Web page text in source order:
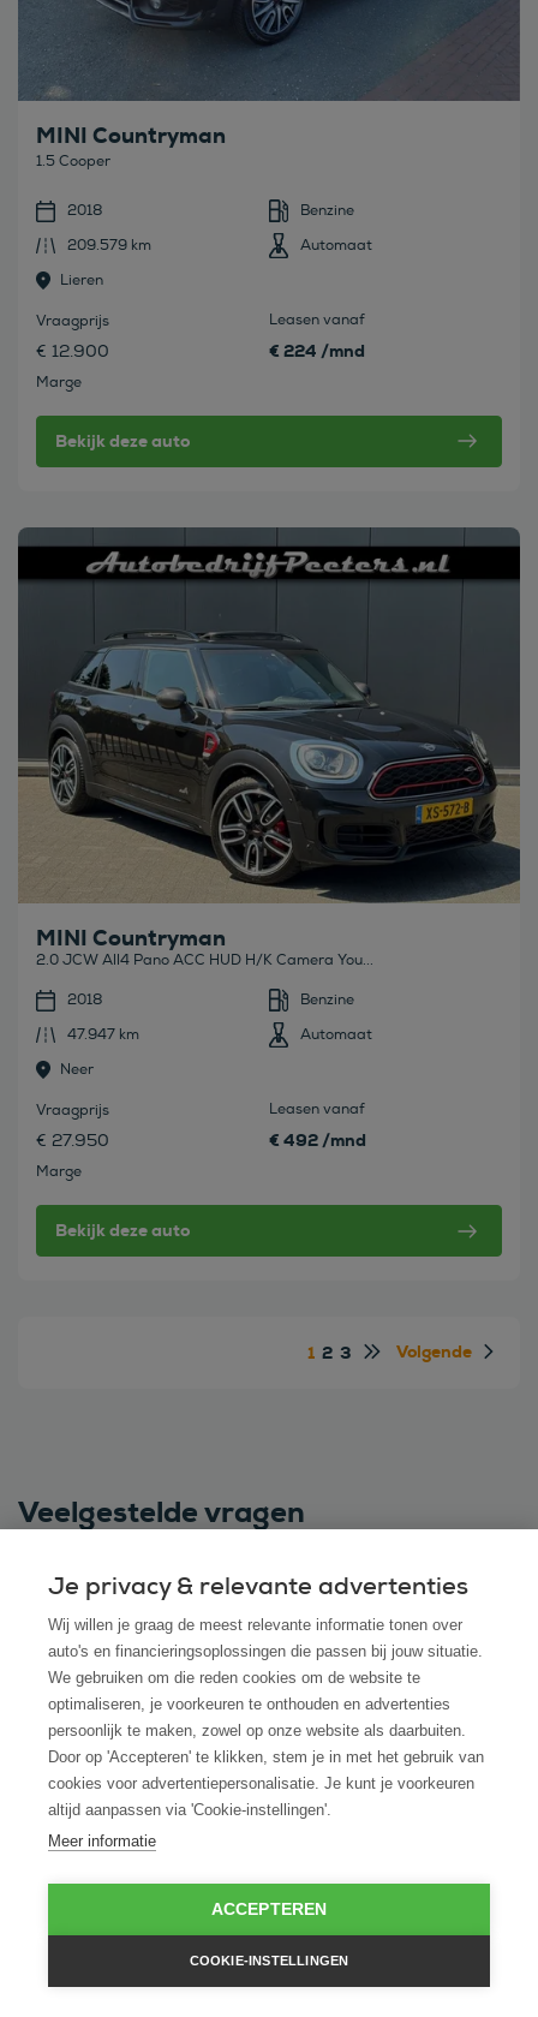
MINI Countryman
1.5 Cooper
2018
Benzine
209.579 km
Automaat
Lieren
Vraagprijs
€ 12.900
Marge
Leasen vanaf
€ 224 /mnd
Bekijk deze auto
Bekijk deze auto
MINI Countryman
2.0 JCW All4 Pano ACC HUD H/K Camera You...
2018
Benzine
47.947 km
Automaat
Neer
Vraagprijs
€ 27.950
Marge
Leasen vanaf
€ 492 /mnd
Bekijk deze auto
1 2 3 Volgende
Veelgestelde vragen
Kan ik ook een Suzuki leasen via ROS finance
als ik hem bij een andere dealer heb
gevonden?
Hoe snel kan ik beschikken over mijn Suzuki
na akkoord op de leaseaanvraag?
Is financial lease ook mogelijk voor startende
ondernemers zonder jaarcijfers?
Wat gebeurt er aan het einde van de
leaseperiode met de Suzuki?
Je privacy & relevante advertenties
Wij willen je graag de meest relevante informatie tonen over
auto's en financieringsoplossingen die passen bij jouw situatie.
We gebruiken om die reden cookies om de website te
optimaliseren, je voorkeuren te onthouden en advertenties
persoonlijk te maken, zowel op onze website als daarbuiten.
Door op 'Accepteren' te klikken, stem je in met het gebruik van
cookies voor advertentiepersonalisatie. Je kunt je voorkeuren
altijd aanpassen via 'Cookie-instellingen'.
Meer informatie
ACCEPTEREN
COOKIE-INSTELLINGEN